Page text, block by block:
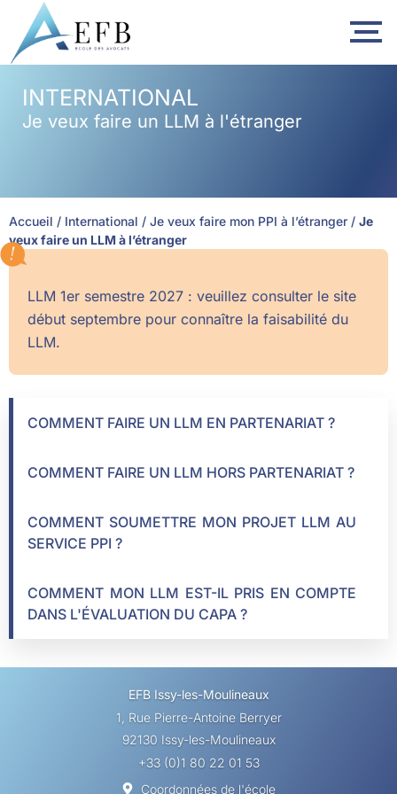
principal
INTERNATIONAL
Je veux faire un LLM à l'étranger
Accueil / International / Je veux faire mon PPI à l’étranger / Je
veux faire un LLM à l’étranger
LLM 1er semestre 2027 : veuillez consulter le site
début septembre pour connaître la faisabilité du
LLM.
COMMENT FAIRE UN LLM EN PARTENARIAT ?
COMMENT FAIRE UN LLM HORS PARTENARIAT ?
COMMENT SOUMETTRE MON PROJET LLM AU
SERVICE PPI ?
COMMENT MON LLM EST-IL PRIS EN COMPTE
DANS L'ÉVALUATION DU CAPA ?
EFB Issy-les-Moulineaux
1, Rue Pierre-Antoine Berryer
92130 Issy-les-Moulineaux
+33 (0)1 80 22 01 53
Coordonnées de l'école